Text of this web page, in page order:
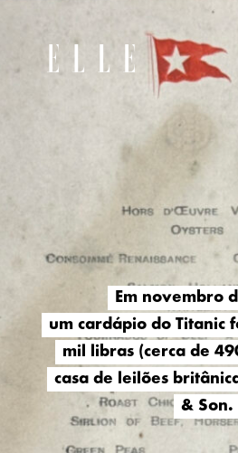
Em novembro
um cardápio do Titanic
mil libras (cerca de
casa de leilões
& Son.
Em novembro
um cardápio do Titanic
mil libras (cerca de
casa de leilões
& Son.